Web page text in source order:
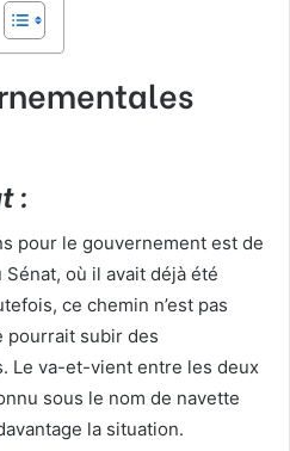
:
pour le gouvernement est de
où il avait déjà été
ce chemin n’est pas
pourrait subir des
Le va-et-vient entre les deux
sous le nom de navette
la situation.